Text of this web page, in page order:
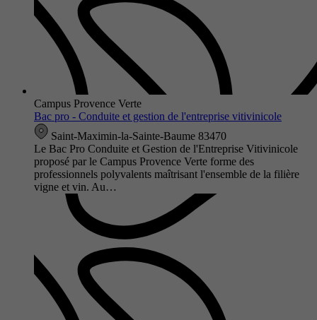
Campus Provence Verte
Bac pro - Conduite et gestion de l'entreprise vitivinicole
Saint-Maximin-la-Sainte-Baume 83470
Le Bac Pro Conduite et Gestion de l'Entreprise Vitivinicole
proposé par le Campus Provence Verte forme des
professionnels polyvalents maîtrisant l'ensemble de la filière
vigne et vin. Au…